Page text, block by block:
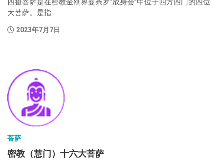
四摄菩萨是在密教金刚界曼荼罗“成身会”中位于四方四门的四位
大菩萨。是指...
2023年7月7日
菩萨
密教（慧门）十六大菩萨